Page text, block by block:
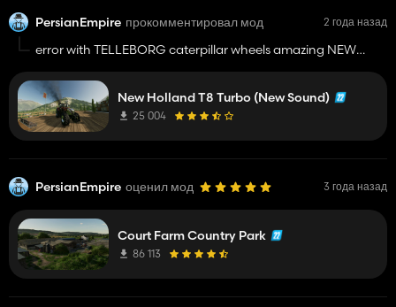
PersianEmpire прокомментировал мод 2 года назад
error with TELLEBORG caterpillar wheels amazing NEW
New Holland T8 Turbo (New Sound)
25 004
PersianEmpire оценил мод 3 года назад
Court Farm Country Park
86 113